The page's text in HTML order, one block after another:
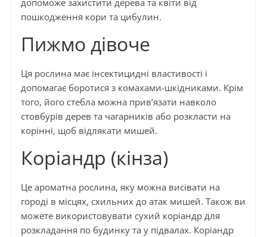
пошкодження кори та цибулин.
Пижмо дівоче
Ця рослина має інсектицидні властивості і
допомагає боротися з комахами-шкідниками. Крім
того, його стебла можна прив’язати навколо
стовбурів дерев та чагарників або розкласти на
корінні, щоб відлякати мишей.
Коріандр (кінза)
Це ароматна рослина, яку можна висівати на
городі в місцях, схильних до атак мишей. Також ви
можете використовувати сухий коріандр для
розкладання по будинку та у підвалах. Коріандр